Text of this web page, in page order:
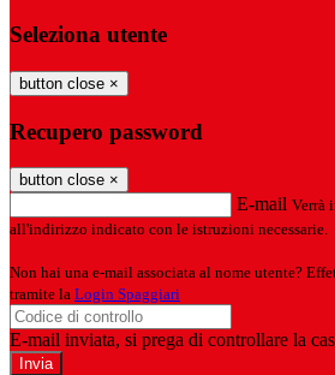
Seleziona utente
button close ×
Recupero password
button close ×
E-mail Verrà
all'indirizzo indicato con le istruzioni necessarie.
Non hai una e-mail associata al nome utente?
tramite la Login Spaggiari
E-mail inviata, si prega di controllare la